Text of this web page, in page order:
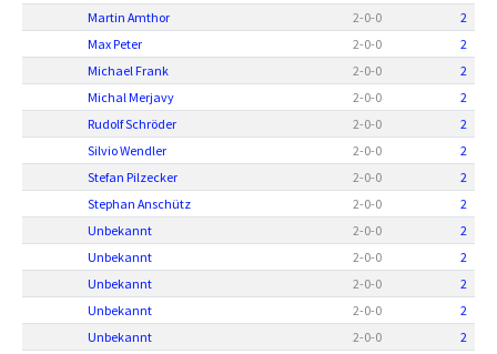
Martin Amthor
2-0-0
2
Max Peter
2-0-0
2
Michael Frank
2-0-0
2
Michal Merjavy
2-0-0
2
Rudolf Schröder
2-0-0
2
Silvio Wendler
2-0-0
2
Stefan Pilzecker
2-0-0
2
Stephan Anschütz
2-0-0
2
Unbekannt
2-0-0
2
Unbekannt
2-0-0
2
Unbekannt
2-0-0
2
Unbekannt
2-0-0
2
Unbekannt
2-0-0
2